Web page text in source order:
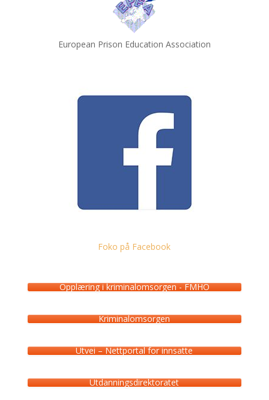
European Prison Education Association
Foko på Facebook
Opplæring i kriminalomsorgen - FMHO
Kriminalomsorgen
Utvei – Nettportal for innsatte
Utdanningsdirektoratet